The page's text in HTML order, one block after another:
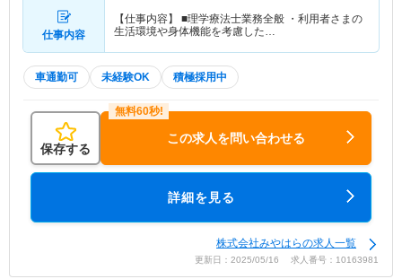
仕事内容
【仕事内容】 ■理学療法士業務全般 ・利用者さまの
生活環境や身体機能を考慮した…
車通勤可 未経験OK 積極採用中
保存する
この求人を問い合わせる
詳細を見る
株式会社みやはらの求人一覧
更新日：2025/05/16 求人番号：10163981